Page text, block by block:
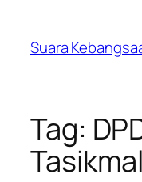
konten
Suara
Tag: